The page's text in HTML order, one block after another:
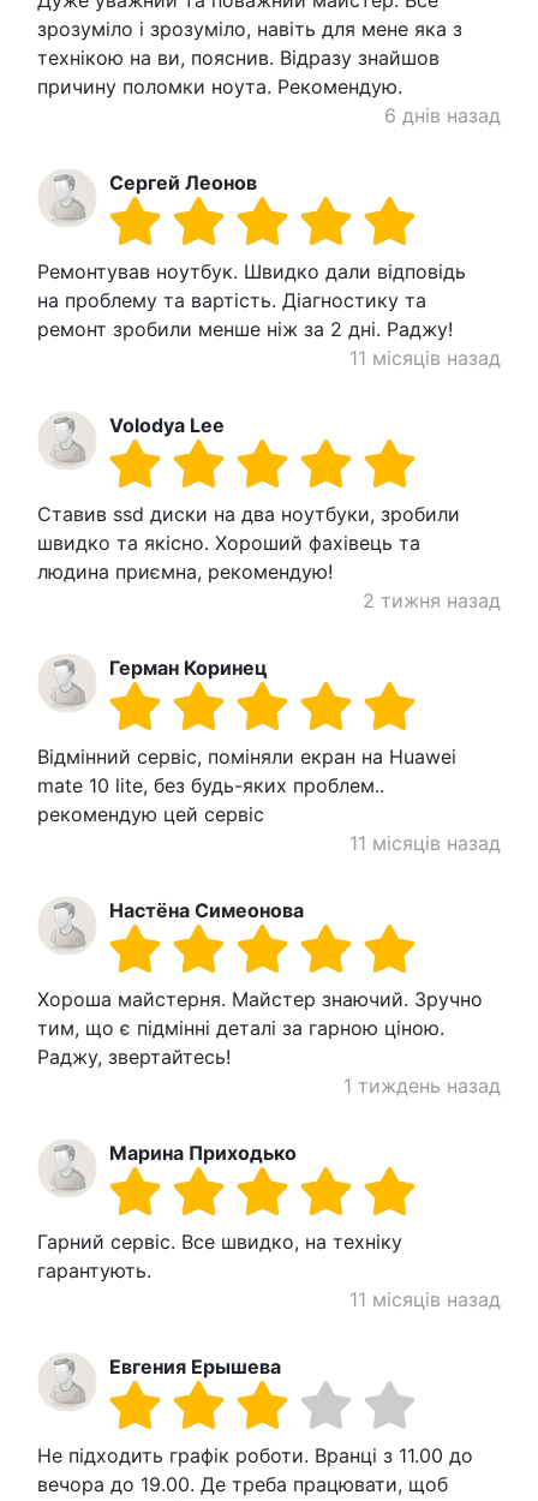
зрозуміло і зрозуміло, навіть для мене яка з
технікою на ви, пояснив. Відразу знайшов
причину поломки ноута. Рекомендую.
6 днів назад
Сергей Леонов
Ремонтував ноутбук. Швидко дали відповідь
на проблему та вартість. Діагностику та
ремонт зробили менше ніж за 2 дні. Раджу!
11 місяців назад
Volodya Lee
Ставив ssd диски на два ноутбуки, зробили
швидко та якісно. Хороший фахівець та
людина приємна, рекомендую!
2 тижня назад
Герман Коринец
Відмінний сервіс, поміняли екран на Huawei
mate 10 lite, без будь-яких проблем..
рекомендую цей сервіс
11 місяців назад
Настёна Симеонова
Хороша майстерня. Майстер знаючий. Зручно
тим, що є підмінні деталі за гарною ціною.
Раджу, звертайтесь!
1 тиждень назад
Марина Приходько
Гарний сервіс. Все швидко, на техніку
гарантують.
11 місяців назад
Евгения Ерышева
Не підходить графік роботи. Вранці з 11.00 до
вечора до 19.00. Де треба працювати, щоб